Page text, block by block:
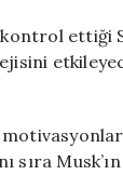
ettiği
sıra